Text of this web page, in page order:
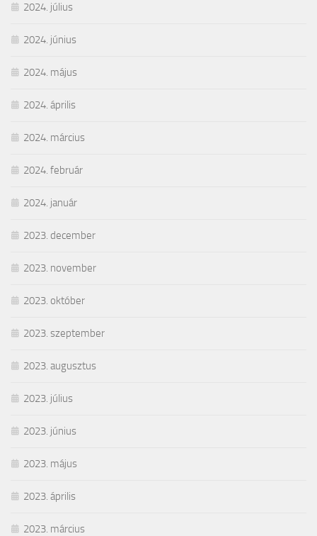
2024. július
2024. június
2024. május
2024. április
2024. március
2024. február
2024. január
2023. december
2023. november
2023. október
2023. szeptember
2023. augusztus
2023. július
2023. június
2023. május
2023. április
2023. március